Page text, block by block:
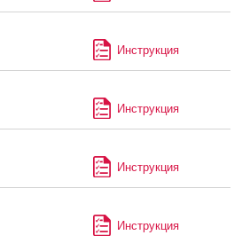
Инструкция
Инструкция
Инструкция
Инструкция